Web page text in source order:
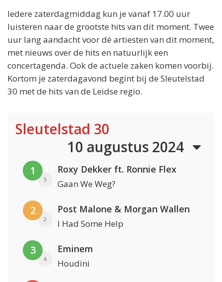
Iedere zaterdagmiddag kun je vanaf 17.00 uur
luisteren naar de grootste hits van dit moment. Twee
uur lang aandacht voor dé artiesten van dit moment,
met nieuws over de hits en natuurlijk een
concertagenda. Ook de actuele zaken komen voorbij.
Kortom je zaterdagavond begint bij de Sleutelstad
30 met de hits van de Leidse regio.
Sleutelstad 30
10 augustus 2024
1
3
Roxy Dekker ft. Ronnie Flex
Gaan We Weg?
2
2
Post Malone & Morgan Wallen
I Had Some Help
3
4
Eminem
Houdini